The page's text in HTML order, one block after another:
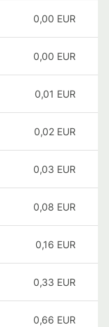
0,00 EUR
0,00 EUR
0,01 EUR
0,02 EUR
0,03 EUR
0,08 EUR
0,16 EUR
0,33 EUR
0,66 EUR